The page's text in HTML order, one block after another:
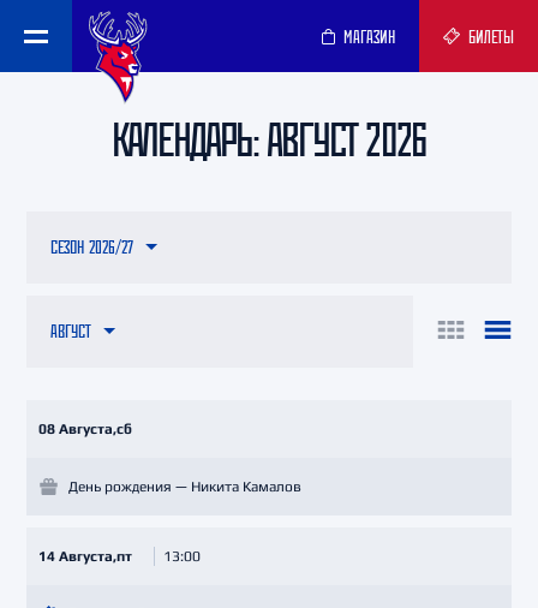
МАГАЗИН БИЛЕТЫ
КАЛЕНДАРЬ: АВГУСТ 2026
АВГУСТ
СЕЗОН 2026/27
08 Августа,сб
День рождения — Никита Камалов
14 Августа,пт 13:00